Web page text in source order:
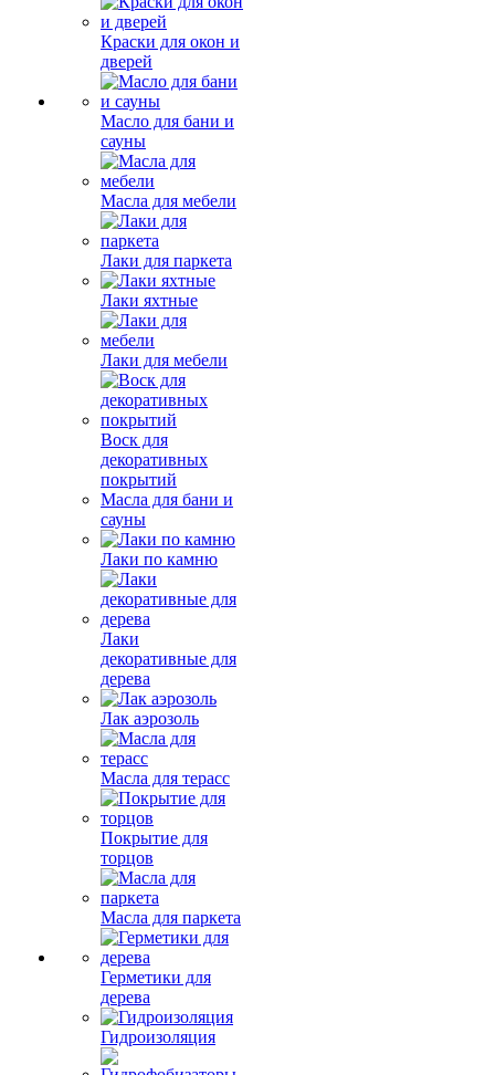
Краски для окон и
дверей
Масло для бани и
сауны
Масла для мебели
Лаки для паркета
Лаки яхтные
Лаки для мебели
Воск для
декоративных
покрытий
Масла для бани и
сауны
Лаки по камню
Лаки
декоративные для
дерева
Лак аэрозоль
Масла для терасс
Покрытие для
торцов
Масла для паркета
Герметики для
дерева
Гидроизоляция